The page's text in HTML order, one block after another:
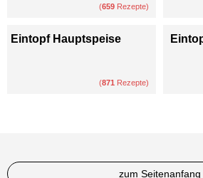
(659 Rezepte)
Eintopf Hauptspeise
(871 Rezepte)
zum Seitenanfang